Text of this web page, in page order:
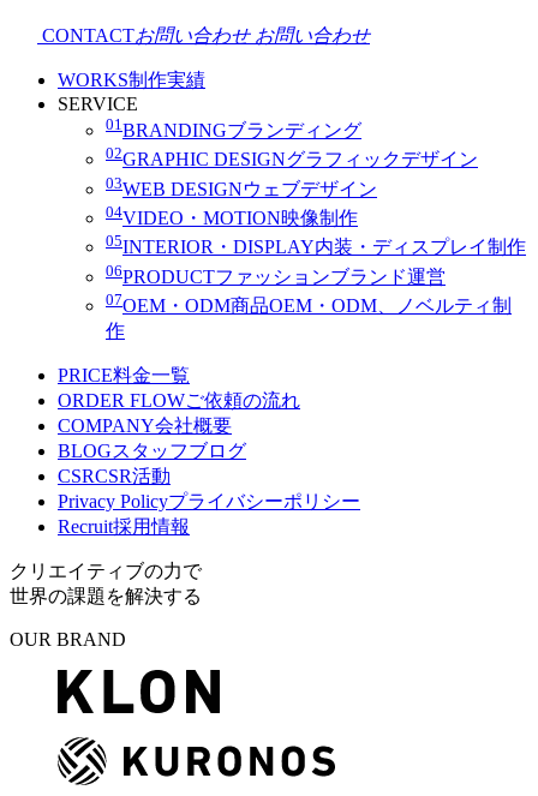
CONTACTお問い合わせ お問い合わせ
WORKS制作実績
SERVICE
01 BRANDINGブランディング
02GRAPHIC DESIGNグラフィックデザイン
03WEB DESIGNウェブデザイン
04VIDEO・MOTION映像制作
05INTERIOR・DISPLAY内装・ディスプレイ制作
06PRODUCTファッションブランド運営
07OEM・ODM商品OEM・ODM、ノベルティ制
作
PRICE料金一覧
ORDER FLOWご依頼の流れ
COMPANY会社概要
BLOGスタッフブログ
CSRCSR活動
Privacy Policyプライバシーポリシー
Recruit採用情報
クリエイティブの力で
世界の課題を解決する
OUR BRAND